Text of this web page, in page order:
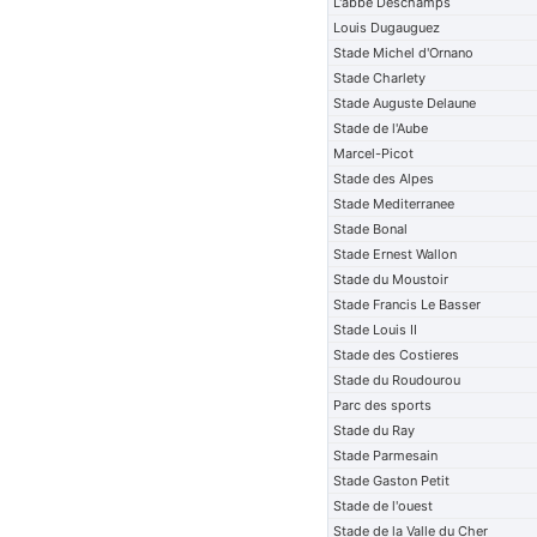
Louis Dugauguez
Stade Michel d'Ornano
Stade Charlety
Stade Auguste Delaune
Stade de l'Aube
Marcel-Picot
Stade des Alpes
Stade Mediterranee
Stade Bonal
Stade Ernest Wallon
Stade du Moustoir
Stade Francis Le Basser
Stade Louis II
Stade des Costieres
Stade du Roudourou
Parc des sports
Stade du Ray
Stade Parmesain
Stade Gaston Petit
Stade de l'ouest
Stade de la Valle du Cher